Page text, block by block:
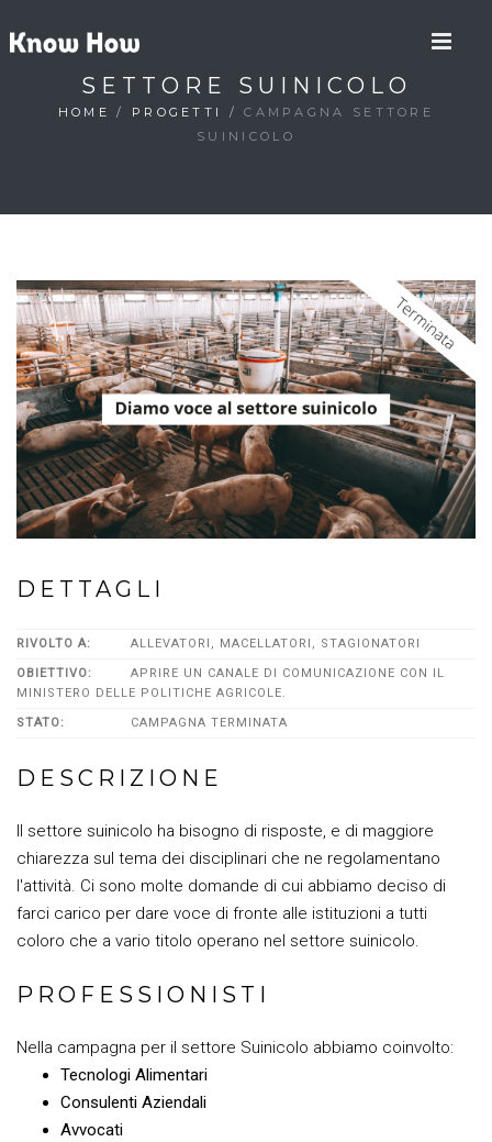
SETTORE SUINICOLO
HOME / PROGETTI /CAMPAGNA SETTORE
SUINICOLO
DETTAGLI
RIVOLTO A: ALLEVATORI, MACELLATORI, STAGIONATORI
OBIETTIVO:
APRIRE UN CANALE DI COMUNICAZIONE CON IL
MINISTERO DELLE POLITICHE AGRICOLE.
STATO: CAMPAGNA TERMINATA
DESCRIZIONE
Il settore suinicolo ha bisogno di risposte, e di maggiore
chiarezza sul tema dei disciplinari che ne regolamentano
l'attività. Ci sono molte domande di cui abbiamo deciso di
farci carico per dare voce di fronte alle istituzioni a tutti
coloro che a vario titolo operano nel settore suinicolo.
PROFESSIONISTI
Nella campagna per il settore Suinicolo abbiamo coinvolto:
Tecnologi Alimentari
Consulenti Aziendali
Avvocati